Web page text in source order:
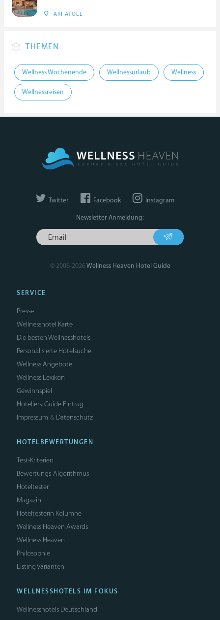
ARI ATOLL
THEMEN
Wellness Wochenende Wellnessurlaub Wellness
Wellnessreisen
Twitter Facebook Instagram
Newsletter Anmeldung:
© 2006-2026Wellness Heaven Hotel Guide
SERVICE
Presse
Wellnesshotel Karte
Die besten Wellnesshotels
Personalisierte Hotelsuche
Wellness Angebote
Wellness Lexikon
Gewinnspiel
Hoteliers: Guide Eintrag
Impressum & Datenschutz
HOTELBEWERTUNGEN
Test-Kriterien
Bewertungs-Algorithmus
Hoteltester
Magazin
Hoteltesterin Kolumne
Wellness Heaven Awards
Wellness Heaven
Philosophie
Listing Varianten
WELLNESSHOTELS IM FOKUS
Wellnesshotels Deutschland